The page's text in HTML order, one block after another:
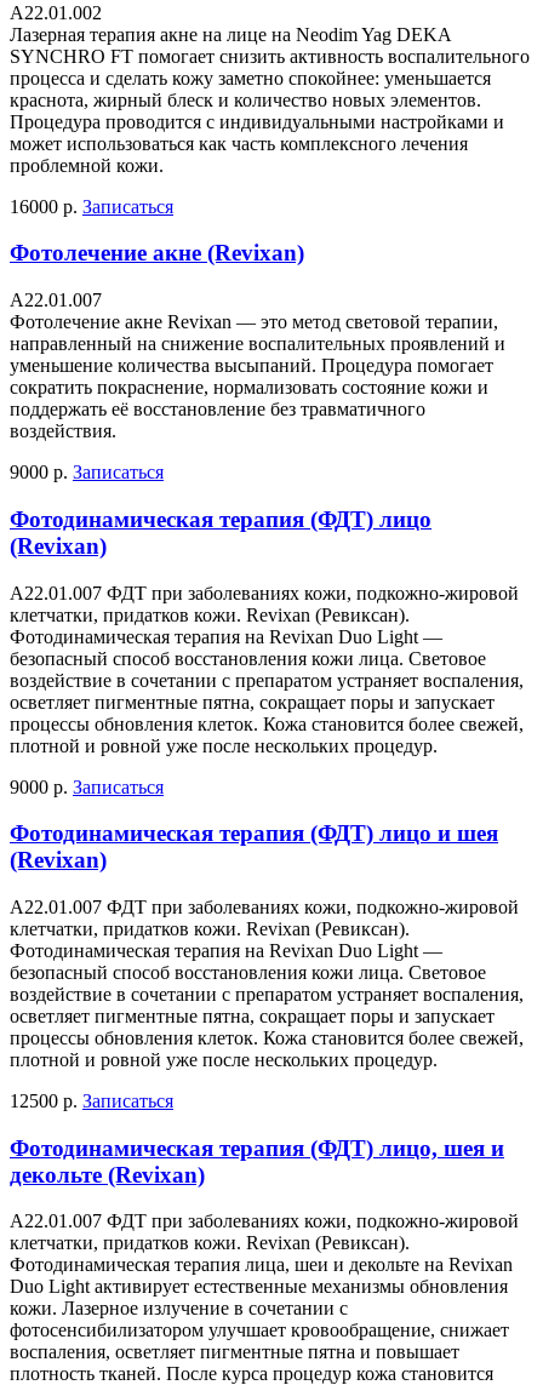
А22.01.002
Лазерная терапия акне на лице на Neodim Yag DEKA
SYNCHRO FT помогает снизить активность воспалительного
процесса и сделать кожу заметно спокойнее: уменьшается
краснота, жирный блеск и количество новых элементов.
Процедура проводится с индивидуальными настройками и
может использоваться как часть комплексного лечения
проблемной кожи.
16000 р. Записаться
Фотолечение акне (Revixan)
А22.01.007
Фотолечение акне Revixan — это метод световой терапии,
направленный на снижение воспалительных проявлений и
уменьшение количества высыпаний. Процедура помогает
сократить покраснение, нормализовать состояние кожи и
поддержать её восстановление без травматичного
воздействия.
9000 р. Записаться
Фотодинамическая терапия (ФДТ) лицо
(Revixan)
А22.01.007 ФДТ при заболеваниях кожи, подкожно-жировой
клетчатки, придатков кожи. Revixan (Ревиксан).
Фотодинамическая терапия на Revixan Duo Light —
безопасный способ восстановления кожи лица. Световое
воздействие в сочетании с препаратом устраняет воспаления,
осветляет пигментные пятна, сокращает поры и запускает
процессы обновления клеток. Кожа становится более свежей,
плотной и ровной уже после нескольких процедур.
9000 р. Записаться
Фотодинамическая терапия (ФДТ) лицо и шея
(Revixan)
А22.01.007 ФДТ при заболеваниях кожи, подкожно-жировой
клетчатки, придатков кожи. Revixan (Ревиксан).
Фотодинамическая терапия на Revixan Duo Light —
безопасный способ восстановления кожи лица. Световое
воздействие в сочетании с препаратом устраняет воспаления,
осветляет пигментные пятна, сокращает поры и запускает
процессы обновления клеток. Кожа становится более свежей,
плотной и ровной уже после нескольких процедур.
12500 р. Записаться
Фотодинамическая терапия (ФДТ) лицо, шея и
декольте (Revixan)
А22.01.007 ФДТ при заболеваниях кожи, подкожно-жировой
клетчатки, придатков кожи. Revixan (Ревиксан).
Фотодинамическая терапия лица, шеи и декольте на Revixan
Duo Light активирует естественные механизмы обновления
кожи. Лазерное излучение в сочетании с
фотосенсибилизатором улучшает кровообращение, снижает
воспаления, осветляет пигментные пятна и повышает
плотность тканей. После курса процедур кожа становится